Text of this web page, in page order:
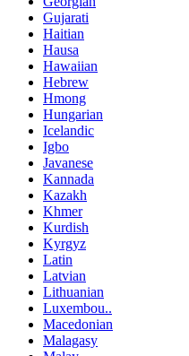
Gujarati
Haitian
Hausa
Hawaiian
Hebrew
Hmong
Hungarian
Icelandic
Igbo
Javanese
Kannada
Kazakh
Khmer
Kurdish
Kyrgyz
Latin
Latvian
Lithuanian
Luxembou..
Macedonian
Malagasy